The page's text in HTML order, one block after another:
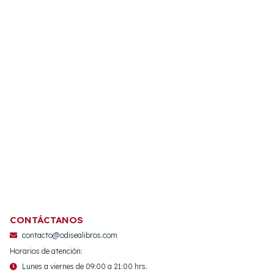
CONTÁCTANOS
contacto@odisealibros.com
Horarios de atención:
Lunes a viernes de 09:00 a 21:00 hrs.